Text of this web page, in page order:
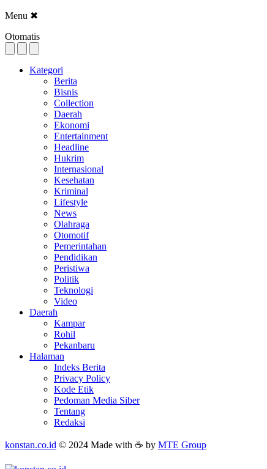
Menu ✖
Otomatis
Kategori
Berita
Bisnis
Collection
Daerah
Ekonomi
Entertainment
Headline
Hukrim
Internasional
Kesehatan
Kriminal
Lifestyle
News
Olahraga
Otomotif
Pemerintahan
Pendidikan
Peristiwa
Politik
Teknologi
Video
Daerah
Kampar
Rohil
Pekanbaru
Halaman
Indeks Berita
Privacy Policy
Kode Etik
Pedoman Media Siber
Tentang
Redaksi
konstan.co.id © 2024 Made with ☕ by MTE Group